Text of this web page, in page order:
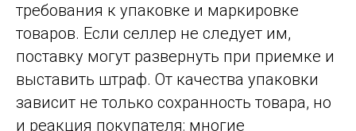
требования к упаковке и маркировке
товаров. Если селлер не следует им,
поставку могут развернуть при приемке и
выставить штраф. От качества упаковки
зависит не только сохранность товара, но
и реакция покупателя: многие